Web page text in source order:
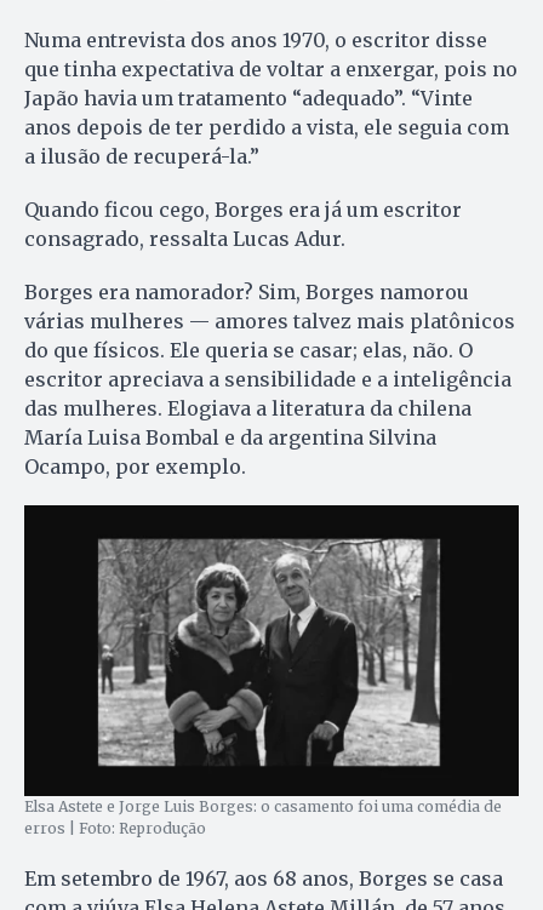
Numa entrevista dos anos 1970, o escritor disse
que tinha expectativa de voltar a enxergar, pois no
Japão havia um tratamento “adequado”. “Vinte
anos depois de ter perdido a vista, ele seguia com
a ilusão de recuperá-la.”
Quando ficou cego, Borges era já um escritor
consagrado, ressalta Lucas Adur.
Borges era namorador? Sim, Borges namorou
várias mulheres — amores talvez mais platônicos
do que físicos. Ele queria se casar; elas, não. O
escritor apreciava a sensibilidade e a inteligência
das mulheres. Elogiava a literatura da chilena
María Luisa Bombal e da argentina Silvina
Ocampo, por exemplo.
Elsa Astete e Jorge Luis Borges: o casamento foi uma comédia de
erros | Foto: Reprodução
Em setembro de 1967, aos 68 anos, Borges se casa